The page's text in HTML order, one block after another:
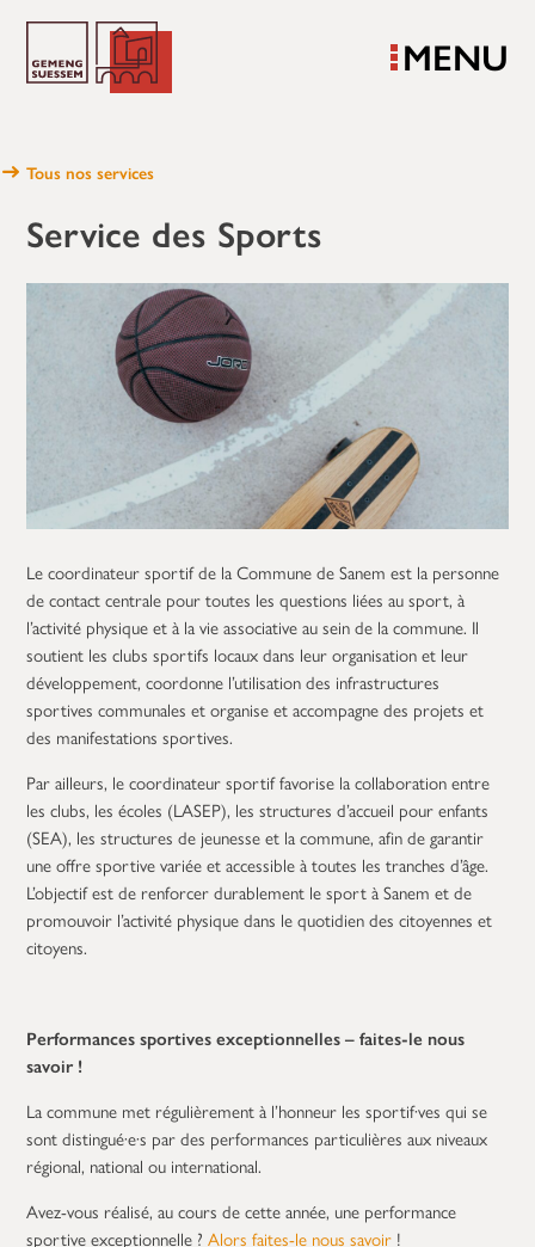
MENU
Tous nos services
Service des Sports
Le coordinateur sportif de la Commune de Sanem est la personne
de contact centrale pour toutes les questions liées au sport, à
l’activité physique et à la vie associative au sein de la commune. Il
soutient les clubs sportifs locaux dans leur organisation et leur
développement, coordonne l’utilisation des infrastructures
sportives communales et organise et accompagne des projets et
des manifestations sportives.
Par ailleurs, le coordinateur sportif favorise la collaboration entre
les clubs, les écoles (LASEP), les structures d’accueil pour enfants
(SEA), les structures de jeunesse et la commune, afin de garantir
une offre sportive variée et accessible à toutes les tranches d’âge.
L’objectif est de renforcer durablement le sport à Sanem et de
promouvoir l’activité physique dans le quotidien des citoyennes et
citoyens.
Performances sportives exceptionnelles – faites-le nous
savoir !
La commune met régulièrement à l’honneur les sportif·ves qui se
sont distingué·e·s par des performances particulières aux niveaux
régional, national ou international.
Avez-vous réalisé, au cours de cette année, une performance
sportive exceptionnelle ?Alors faites-le nous savoir !